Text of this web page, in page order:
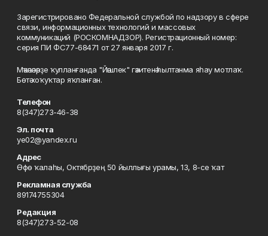
Зарегистрировано Федеральной службой по надзору в сфере
связи, информационных технологий и массовых
коммуникаций (РОСКОМНАДЗОР). Регистрационный номер:
серия ПИ ФС77-68471 от 27 января 2017 г.
Мәҡәләләрҙе ҡулланғанда "Йәшлек" гәзитенә һылтанма яһау мотлаҡ.
Бөтә хоҡуҡтар яҡланған.
Телефон
8(347)273-46-38
Эл. почта
ye02@yandex.ru
Адрес
Өфө ҡалаһы, Октябрҙең 50 йыллығы урамы, 13, 8-се ҡат
Рекламная служба
89174755304
Редакция
8(347)273-52-08